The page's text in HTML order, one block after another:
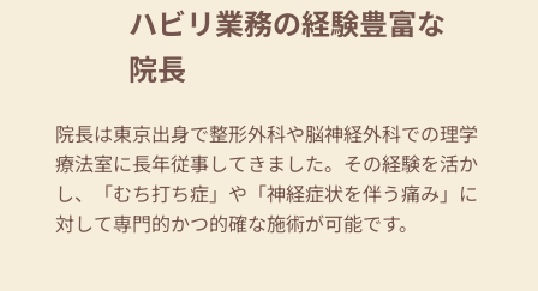
ハビリ業務の経験豊富な
院長
院長は東京出身で整形外科や脳神経外科での理学
療法室に長年従事してきました。その経験を活か
し、「むち打ち症」や「神経症状を伴う痛み」に
対して専門的かつ的確な施術が可能です。